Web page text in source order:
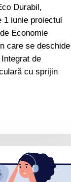
Durabil,
1 iunie proiectul
Economie
care se deschide
de
cu sprijin